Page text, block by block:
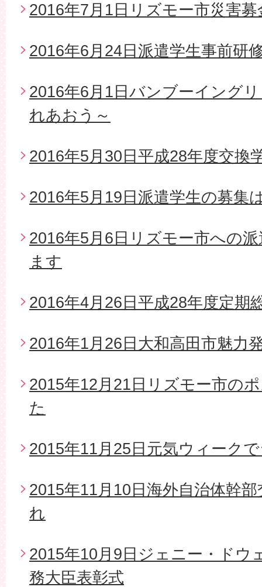
2016年7月1日リズモー市災害
2016年6月24日派遣学生事前研
2016年6月1日バンブーイング
れあおう～
2016年5月30日平成28年度交換
2016年5月19日派遣学生の募集
2016年5月6日リズモー市への
ます
2016年4月26日平成28年度定期
2016年1月26日大和高田市魅力
2015年12月21日リズモー市の
た
2015年11月25日元気ウィーク
2015年11月10日海外自治体幹
れ
2015年10月9日ジェニー・ドウ
務大臣表彰式